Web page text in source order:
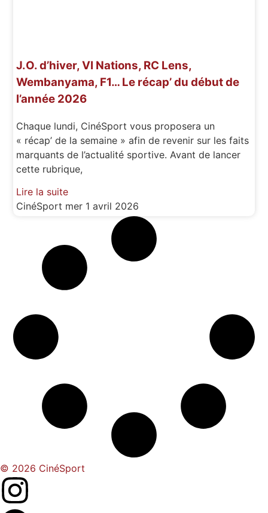
J.O. d’hiver, VI Nations, RC Lens,
Wembanyama, F1… Le récap’ du début de
l’année 2026
Chaque lundi, CinéSport vous proposera un
« récap’ de la semaine » afin de revenir sur les faits
marquants de l’actualité sportive. Avant de lancer
cette rubrique,
Lire la suite
CinéSport mer 1 avril 2026
© 2026 CinéSport